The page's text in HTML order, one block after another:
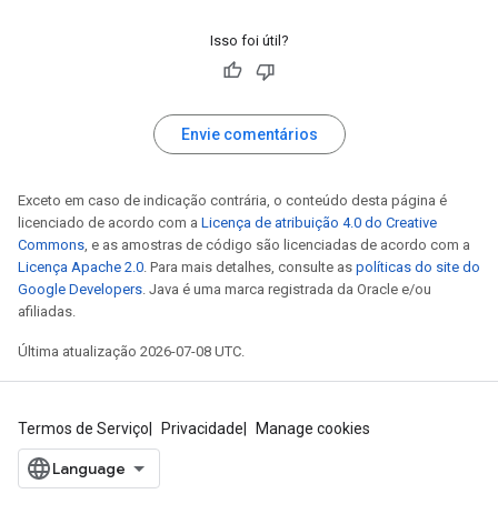
Isso foi útil?
Envie comentários
Exceto em caso de indicação contrária, o conteúdo desta página é
licenciado de acordo com a Licença de atribuição 4.0 do Creative
Commons, e as amostras de código são licenciadas de acordo com a
Licença Apache 2.0. Para mais detalhes, consulte as políticas do site do
Google Developers. Java é uma marca registrada da Oracle e/ou
afiliadas.
Última atualização 2026-07-08 UTC.
Termos de Serviço Privacidade Manage cookies